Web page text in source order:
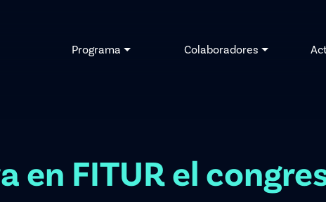
Programa Colaboradores
en FITUR el